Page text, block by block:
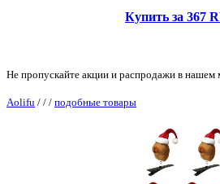
Купить за 367
Не пропускайте акции и распродажи в нашем
Aolifu / / / подобные товары